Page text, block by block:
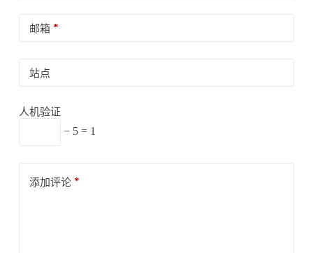
邮箱*
站点
人机验证
− 5 = 1
添加评论*